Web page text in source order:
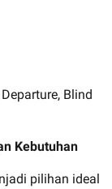
Blind
Kebutuhan
pilihan ideal